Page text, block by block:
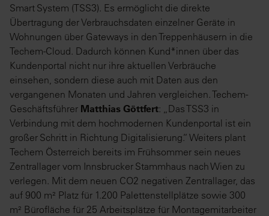
Smart System (TSS3). Es ermöglicht die direkte
Übertragung der Verbrauchsdaten einzelner Geräte in
Wohnungen über Gateways in den Treppenhäusern in die
Techem-Cloud. Dadurch können Kund*innen über das
Kundenportal nicht nur ihre aktuellen Verbräuche
einsehen, sondern diese auch mit Daten aus den
vergangenen Monaten und Jahren vergleichen. Techem-
Geschäftsführer Matthias Göttfert: „Das TSS3 in
Verbindung mit dem hochmodernen Kundenportal ist ein
großer Schritt in Richtung Digitalisierung.“ Weiters plant
Techem Österreich bereits im Frühsommer sein neues
Zentrallager vom Innsbrucker Stammhaus nach Wien zu
verlegen. Mit dem neuen CO2 negativen Zentrallager, das
auf 900 m² Platz für 1.200 Palettenstellplätze sowie 300
m² Bürofläche für 25 Arbeitsplätze für Montagemitarbeiter